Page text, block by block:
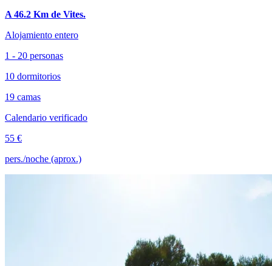
A 46.2 Km de Vites.
Alojamiento entero
1 - 20 personas
10 dormitorios
19 camas
Calendario verificado
55 €
pers./noche (aprox.)